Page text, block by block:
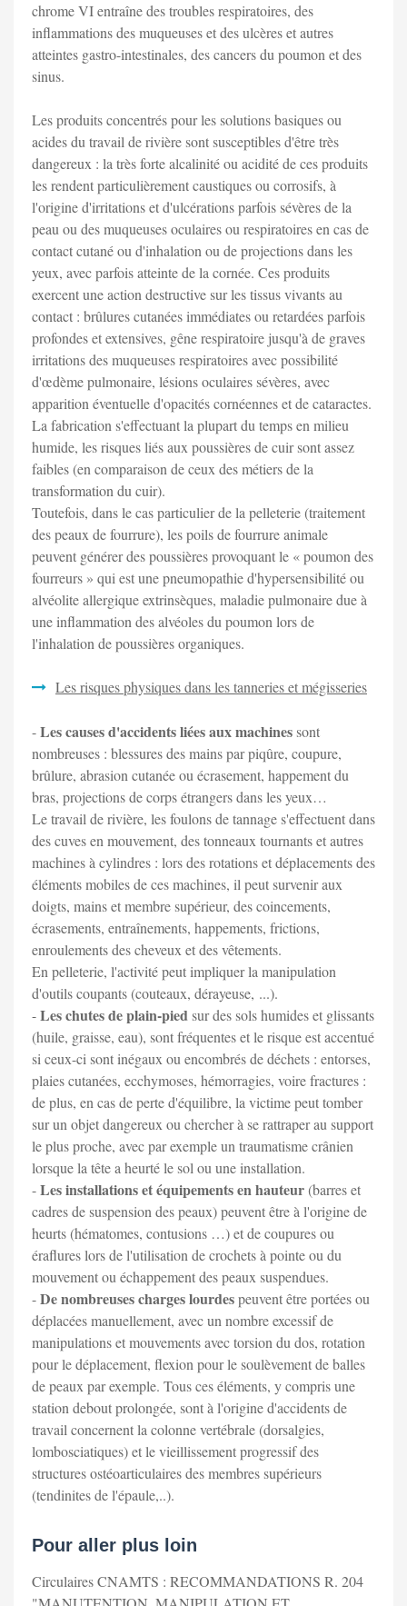
chrome VI entraîne des troubles respiratoires, des
inflammations des muqueuses et des ulcères et autres
atteintes gastro-intestinales, des cancers du poumon et des
sinus.
Les produits concentrés pour les solutions basiques ou
acides du travail de rivière sont susceptibles d'être très
dangereux : la très forte alcalinité ou acidité de ces produits
les rendent particulièrement caustiques ou corrosifs, à
l'origine d'irritations et d'ulcérations parfois sévères de la
peau ou des muqueuses oculaires ou respiratoires en cas de
contact cutané ou d'inhalation ou de projections dans les
yeux, avec parfois atteinte de la cornée. Ces produits
exercent une action destructive sur les tissus vivants au
contact : brûlures cutanées immédiates ou retardées parfois
profondes et extensives, gêne respiratoire jusqu'à de graves
irritations des muqueuses respiratoires avec possibilité
d'œdème pulmonaire, lésions oculaires sévères, avec
apparition éventuelle d'opacités cornéennes et de cataractes.
La fabrication s'effectuant la plupart du temps en milieu
humide, les risques liés aux poussières de cuir sont assez
faibles (en comparaison de ceux des métiers de la
transformation du cuir).
Toutefois, dans le cas particulier de la pelleterie (traitement
des peaux de fourrure), les poils de fourrure animale
peuvent générer des poussières provoquant le « poumon des
fourreurs » qui est une pneumopathie d'hypersensibilité ou
alvéolite allergique extrinsèques, maladie pulmonaire due à
une inflammation des alvéoles du poumon lors de
l'inhalation de poussières organiques.
Les risques physiques dans les tanneries et mégisseries
-Les causes d'accidents liées aux machinessont
nombreuses : blessures des mains par piqûre, coupure,
brûlure, abrasion cutanée ou écrasement, happement du
bras, projections de corps étrangers dans les yeux…
Le travail de rivière, les foulons de tannage s'effectuent dans
des cuves en mouvement, des tonneaux tournants et autres
machines à cylindres : lors des rotations et déplacements des
éléments mobiles de ces machines, il peut survenir aux
doigts, mains et membre supérieur, des coincements,
écrasements, entraînements, happements, frictions,
enroulements des cheveux et des vêtements.
En pelleterie, l'activité peut impliquer la manipulation
d'outils coupants (couteaux, dérayeuse, ...).
-Les chutes de plain-piedsur des sols humides et glissants
(huile, graisse, eau), sont fréquentes et le risque est accentué
si ceux-ci sont inégaux ou encombrés de déchets : entorses,
plaies cutanées, ecchymoses, hémorragies, voire fractures :
de plus, en cas de perte d'équilibre, la victime peut tomber
sur un objet dangereux ou chercher à se rattraper au support
le plus proche, avec par exemple un traumatisme crânien
lorsque la tête a heurté le sol ou une installation.
-Les installations et équipements en hauteur(barres et
cadres de suspension des peaux) peuvent être à l'origine de
heurts (hématomes, contusions …) et de coupures ou
éraflures lors de l'utilisation de crochets à pointe ou du
mouvement ou échappement des peaux suspendues.
-De nombreuses charges lourdespeuvent être portées ou
déplacées manuellement, avec un nombre excessif de
manipulations et mouvements avec torsion du dos, rotation
pour le déplacement, flexion pour le soulèvement de balles
de peaux par exemple. Tous ces éléments, y compris une
station debout prolongée, sont à l'origine d'accidents de
travail concernent la colonne vertébrale (dorsalgies,
lombosciatiques) et le vieillissement progressif des
structures ostéoarticulaires des membres supérieurs
(tendinites de l'épaule,..).
Pour aller plus loin
Circulaires CNAMTS : RECOMMANDATIONS R. 204